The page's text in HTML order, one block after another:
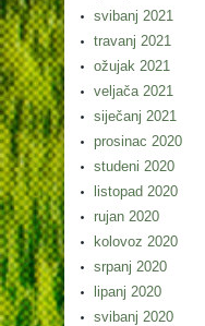
svibanj 2021
travanj 2021
ožujak 2021
veljača 2021
siječanj 2021
prosinac 2020
studeni 2020
listopad 2020
rujan 2020
kolovoz 2020
srpanj 2020
lipanj 2020
svibanj 2020